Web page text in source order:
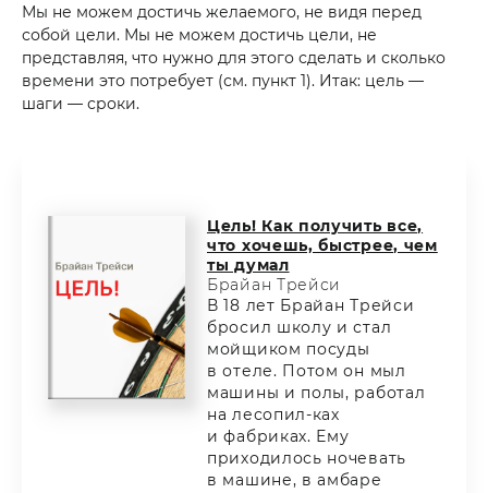
Мы не можем достичь желаемого, не видя перед
собой цели. Мы не можем достичь цели, не
представляя, что нужно для этого сделать и сколько
времени это потребует (см. пункт 1). Итак: цель —
шаги — сроки.
Цель! Как получить все,
что хочешь, быстрее, чем
ты думал
Брайан Трейси
В 18 лет Брайан Трейси
бросил школу и стал
мойщиком посуды
в отеле. Потом он мыл
машины и полы, работал
на лесопил-ках
и фабриках. Ему
приходилось ночевать
в машине, в амбаре